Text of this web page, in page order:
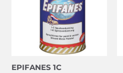
EPIFANES 1C